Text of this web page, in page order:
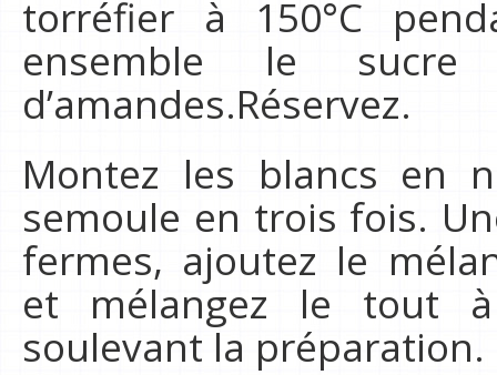
torréfier à 150°C
ensemble le
d’amandes.Réservez.
Montez les blancs en
semoule en trois fois.
fermes, ajoutez le
et mélangez le tout à
soulevant la préparation.